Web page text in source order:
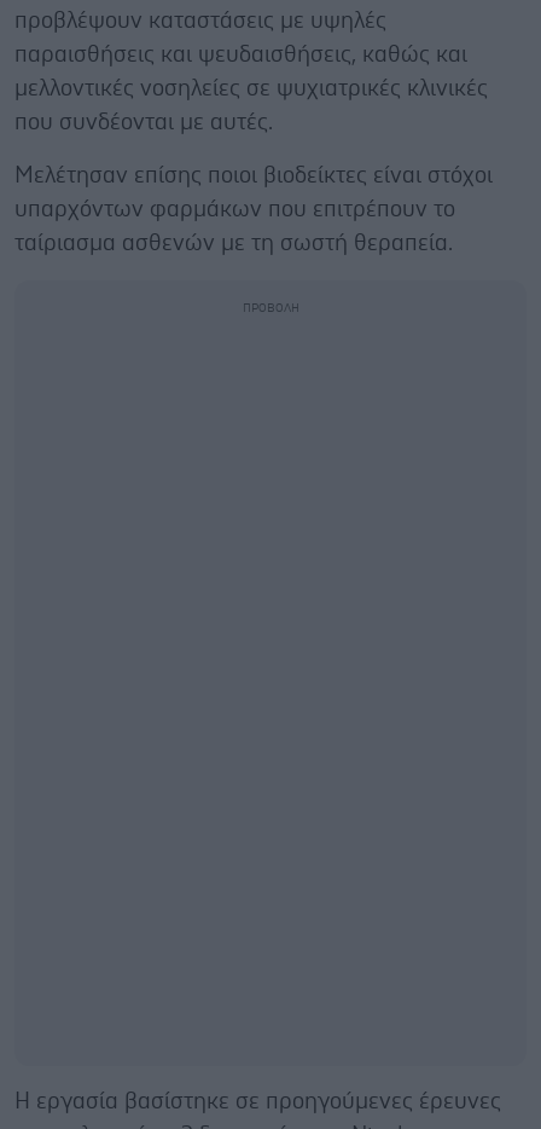
προβλέψουν καταστάσεις με υψηλές
παραισθήσεις και ψευδαισθήσεις, καθώς και
μελλοντικές νοσηλείες σε ψυχιατρικές κλινικές
που συνδέονται με αυτές.
Μελέτησαν επίσης ποιοι βιοδείκτες είναι στόχοι
υπαρχόντων φαρμάκων που επιτρέπουν το
ταίριασμα ασθενών με τη σωστή θεραπεία.
Η εργασία βασίστηκε σε προηγούμενες έρευνες